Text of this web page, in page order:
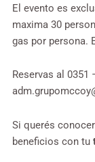
El evento es
maxima 30
gas por persona.
Reservas al 0351
Si querés
beneficios con tu